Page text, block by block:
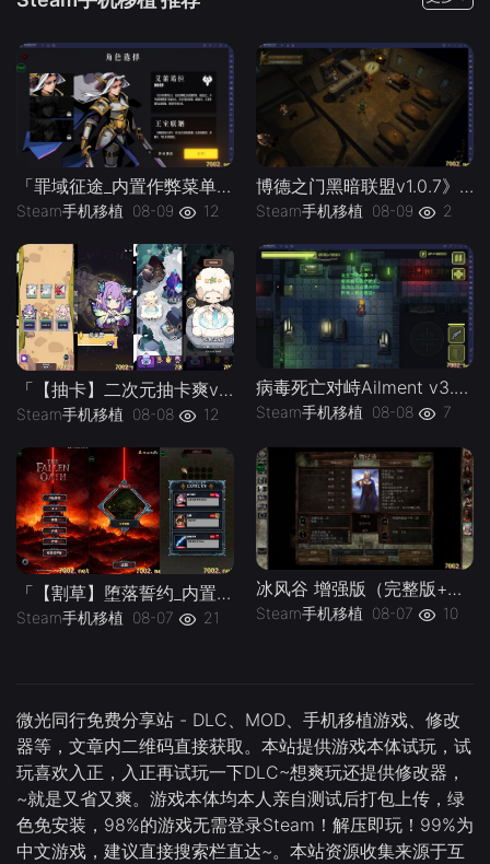
「罪域征途_内置作弊菜单」-手机移植版下载-.均亲测可玩
Steam手机移植 08-09 12
博德之门黑暗联盟v1.0.7》[完整版]Steam移植
Steam手机移植 08-09 2
「【抽卡】二次元抽卡爽v0.34.4_免广告-手机移植版下载-.均亲测可玩
Steam手机移植 08-08 12
病毒死亡对峙Ailment v3.3.5》[完整版]Steam移植
Steam手机移植 08-08 7
「【割草】堕落誓约_内置作弊菜单」-手机移植版下载-.均亲测可玩
Steam手机移植 08-07 21
冰风谷 增强版（完整版+菜单版）Steam移植 特别好评的龙与地下城规则奇幻角色扮演游戏！
Steam手机移植 08-07 10
微光同行免费分享站 - DLC、MOD、手机移植游戏、修改
器等，文章内二维码直接获取。本站提供游戏本体试玩，试
玩喜欢入正，入正再试玩一下DLC~想爽玩还提供修改器，
~就是又省又爽。游戏本体均本人亲自测试后打包上传，绿
色免安装，98%的游戏无需登录Steam！解压即玩！99%为
中文游戏，建议直接搜索栏直达~。本站资源收集来源于互